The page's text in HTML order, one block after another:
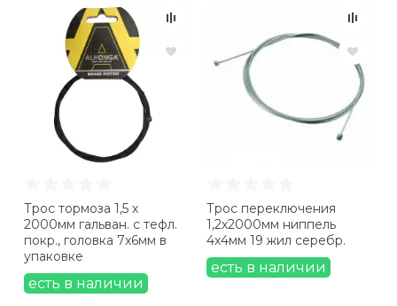
Трос тормоза 1,5 х
2000мм гальван. с тефл.
покр., головка 7x6мм в
упаковке
есть в наличии
Трос переключения
1,2х2000мм ниппель
4х4мм 19 жил серебр.
есть в наличии